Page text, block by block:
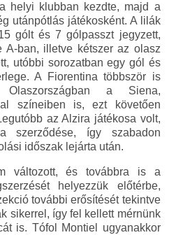
helyi klubban kezdte, majd a
utánpótlás játékosként. A lilák
gólt és 7 gólpasszt jegyzett,
A-ban, illetve kétszer az olasz
utóbbi sorozatban egy gól és
A Fiorentina többször is
Olaszországban a Siena,
színeiben is, ezt követően
az Alzira játékosa volt,
így szabadon
időszak lejárta után.
változott, és továbbra is a
helyezzük előtérbe,
további erősítését tekintve
sikerrel, így fel kellett mérnünk
is. Tófol Montiel ugyanakkor